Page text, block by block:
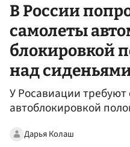
В России
самолеты
блокировкой
над
У Росавиации требуют
автоблокировкой
Дарья Колаш